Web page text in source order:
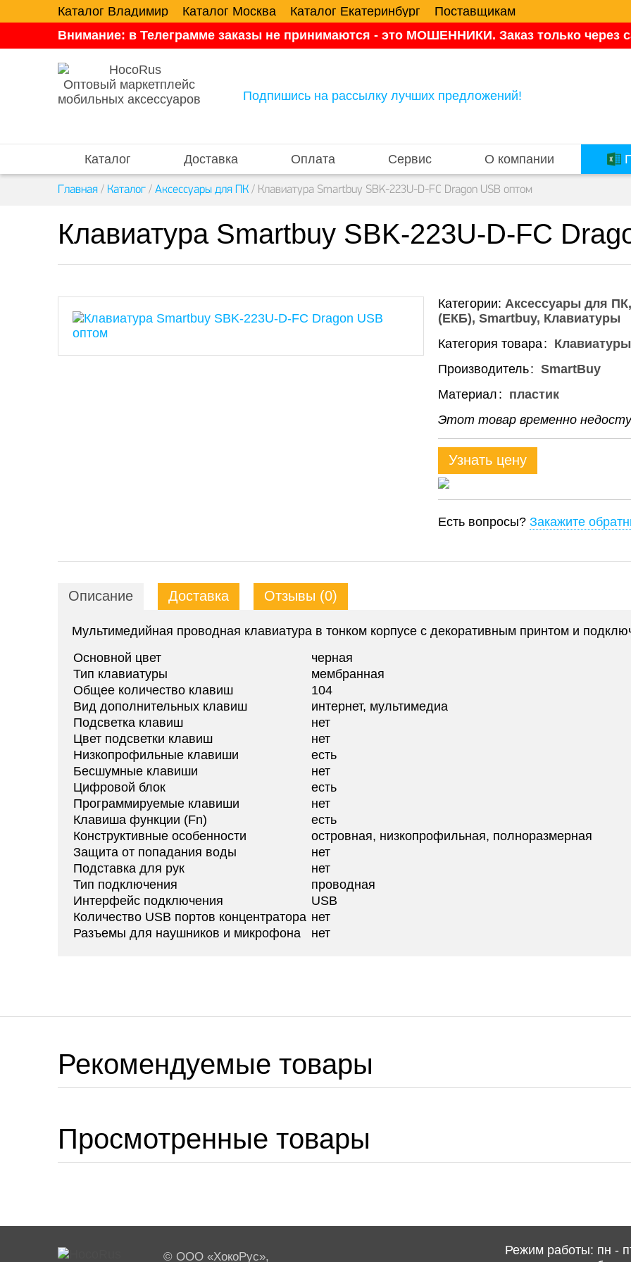
Каталог Владимир Каталог Москва Каталог Екатеринбург
Поставщикам
Внимание: в Телеграмме заказы не принимаются - это МОШЕННИКИ. Заказ только через
Оптовый маркетплейс
мобильных аксессуаров
Подпишись на рассылку лучших предложений!
Каталог Доставка Оплата Сервис О компании
Главная / Каталог / Аксессуары для ПК / Клавиатура Smartbuy SBK-223U-D-FC Dragon USB оптом
Клавиатура Smartbuy SBK-223U-D-FC
Категории: Аксессуары для ПК
(ЕКБ) Smartbuy Клавиатуры
Категория товара
Клавиатуры
Производитель SmartBuy
Материал
пластик
Этот товар временно
Узнать цену
Есть вопросы? Закажите
Описание Доставка Отзывы (0)
Мультимедийная проводная клавиатура в тонком корпусе с декоративным принтом и
Основной цвет
черная
Тип клавиатуры
мембранная
Общее количество клавиш
104
Вид дополнительных клавиш
интернет, мультимедиа
Подсветка клавиш
нет
Цвет подсветки клавиш
нет
Низкопрофильные клавиши
есть
Бесшумные клавиши
нет
Цифровой блок
есть
Программируемые клавиши
нет
Клавиша функции (Fn)
есть
Конструктивные особенности
островная, низкопрофильная, полноразмерная
Защита от попадания воды
нет
Подставка для рук
нет
Тип подключения
проводная
Интерфейс подключения
USB
Количество USB портов концентратора нет
Разъемы для наушников и микрофона
нет
Рекомендуемые товары
Просмотренные товары
© ООО «ХокоРус»,
Режим работы: пн -